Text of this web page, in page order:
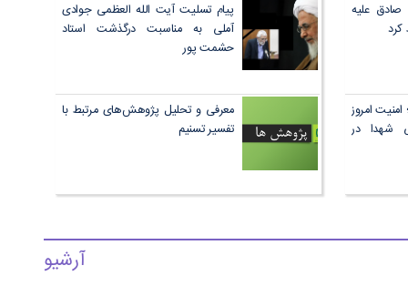
صادق علیه
کرد
امروز
شهدا در
پیام تسلیت آیت الله العظمی جوادی
آملی به مناسبت درگذشت استاد
حشمت پور
معرفی و تحلیل پژوهش‌های مرتبط با
تفسیر تسنیم
آرشیو